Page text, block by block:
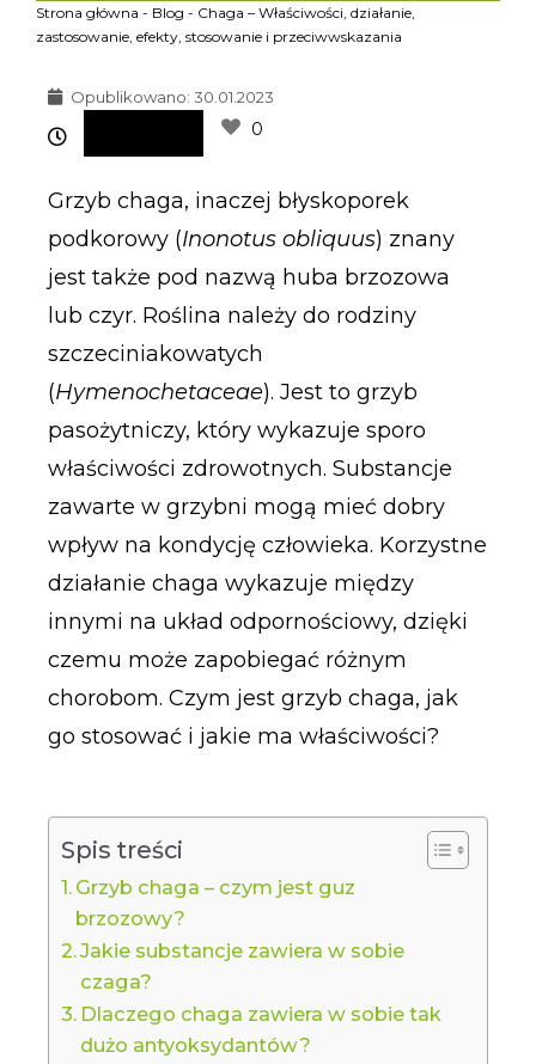
Strona główna - Blog - Chaga – Właściwości, działanie,
zastosowanie, efekty, stosowanie i przeciwwskazania
Opublikowano: 30.01.2023
0
Grzyb chaga, inaczej błyskoporek
podkorowy (Inonotus obliquus) znany
jest także pod nazwą huba brzozowa
lub czyr. Roślina należy do rodziny
szczeciniakowatych
(Hymenochetaceae). Jest to grzyb
pasożytniczy, który wykazuje sporo
właściwości zdrowotnych. Substancje
zawarte w grzybni mogą mieć dobry
wpływ na kondycję człowieka. Korzystne
działanie chaga wykazuje między
innymi na układ odpornościowy, dzięki
czemu może zapobiegać różnym
chorobom. Czym jest grzyb chaga, jak
go stosować i jakie ma właściwości?
Spis treści
Grzyb chaga – czym jest guz
brzozowy?
Jakie substancje zawiera w sobie
czaga?
Dlaczego chaga zawiera w sobie tak
dużo antyoksydantów?